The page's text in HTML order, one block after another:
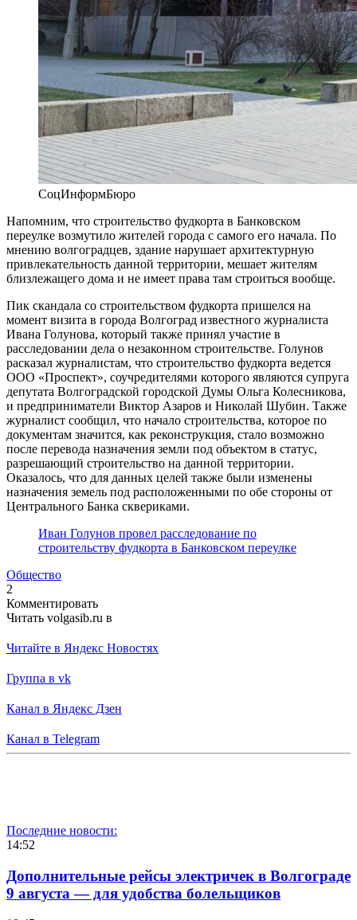
СоцИнформБюро
Напомним, что строительство фудкорта в Банковском
переулке возмутило жителей города с самого его начала. По
мнению волгоградцев, здание нарушает архитектурную
привлекательность данной территории, мешает жителям
близлежащего дома и не имеет права там строиться вообще.
Пик скандала со строительством фудкорта пришелся на
момент визита в города Волгоград известного журналиста
Ивана Голунова, который также принял участие в
расследовании дела о незаконном строительстве. Голунов
расказал журналистам, что строительство фудкорта ведется
ООО «Проспект», соучредителями которого являются супруга
депутата Волгоградской городской Думы Ольга Колесникова,
и предприниматели Виктор Азаров и Николай Шубин. Также
журналист сообщил, что начало строительства, которое по
документам значится, как реконструкция, стало возможно
после перевода назначения земли под объектом в статус,
разрешающий строительство на данной территории.
Оказалось, что для данных целей также были изменены
назначения земель под расположенными по обе стороны от
Центрального Банка сквериками.
Иван Голунов провел расследование по
строительству фудкорта в Банковском переулке
Общество
2
Комментировать
Читать volgasib.ru в
Читайте в Яндекс Новостях
Группа в vk
Канал в Яндекс Дзен
Канал в Telegram
Последние новости:
14:52
Дополнительные рейсы электричек в Волгограде
9 августа — для удобства болельщиков